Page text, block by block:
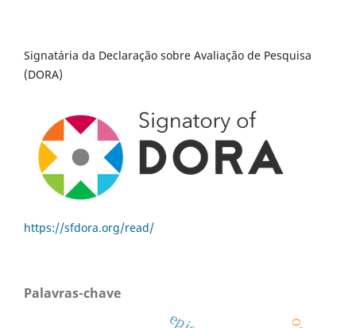
Signatária da Declaração sobre Avaliação de Pesquisa
(DORA)
https://sfdora.org/read/
Palavras-chave